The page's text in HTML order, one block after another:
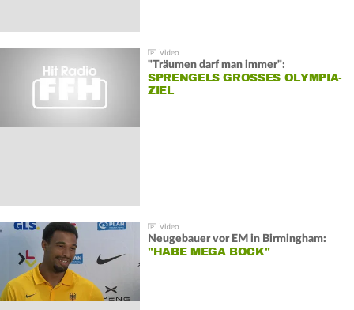
"Träumen darf man immer":
SPRENGELS GROSSES OLYMPIA-Z
IEL
Neugebauer vor EM in Birmingham:
"HABE MEGA BOCK"